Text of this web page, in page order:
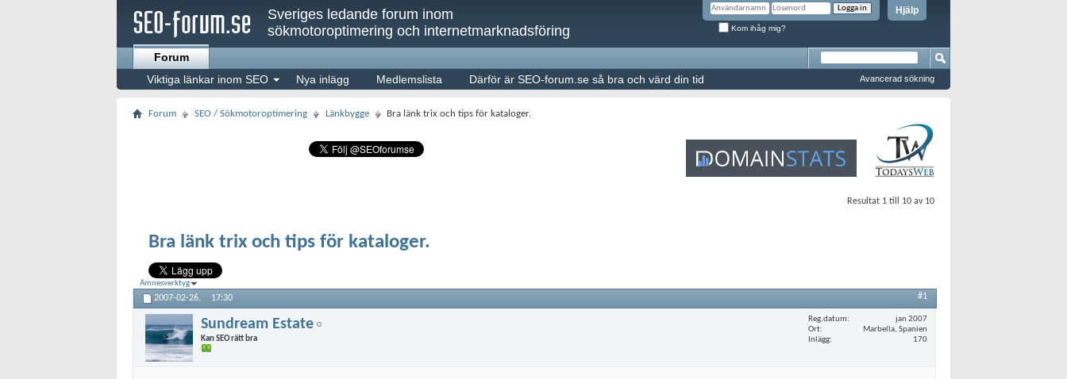
Hjälp
Kom ihåg mig?
Sveriges ledande forum inom
sökmotoroptimering och internetmarknadsföring
Forum
Viktiga länkar inom SEO
Nya inlägg Medlemslista Därför är SEO-forum.se så bra och värd din tid Avancerad sökning
Forum SEO / Sökmotoroptimering Länkbygge Bra länk trix och tips för kataloger.
Resultat 1 till 10 av 10
Bra länk trix och tips för kataloger.
Ämnesverktyg
2007-02-26, 17:30 #1
Sundream Estate
Kan SEO rätt bra
Reg.datum
jan 2007
Ort
Marbella, Spanien
Inlägg
170